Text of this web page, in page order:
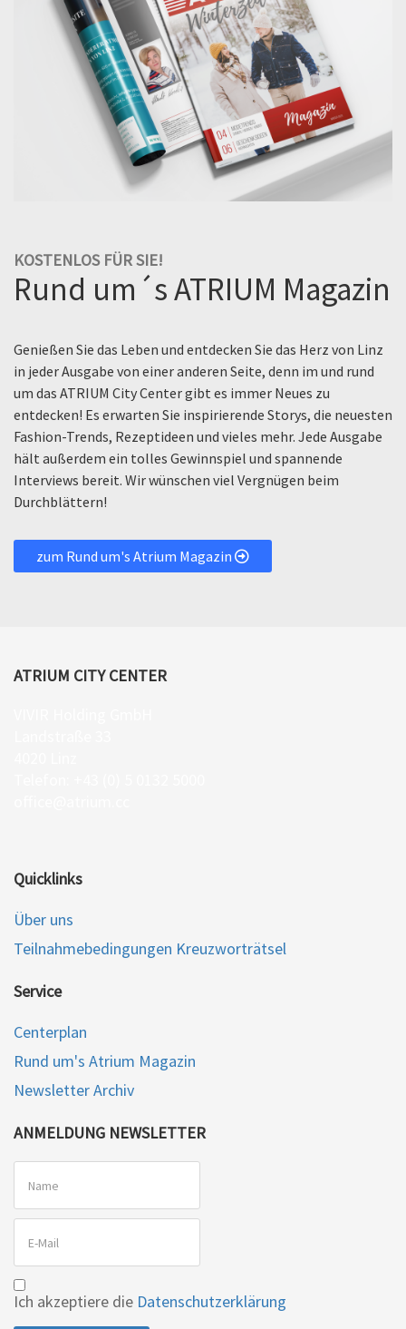
KOSTENLOS FÜR SIE!
Rund um´s ATRIUM Magazin
Genießen Sie das Leben und entdecken Sie das Herz von Linz
in jeder Ausgabe von einer anderen Seite, denn im und rund
um das ATRIUM City Center gibt es immer Neues zu
entdecken! Es erwarten Sie inspirierende Storys, die neuesten
Fashion-Trends, Rezeptideen und vieles mehr. Jede Ausgabe
hält außerdem ein tolles Gewinnspiel und spannende
Interviews bereit. Wir wünschen viel Vergnügen beim
Durchblättern!
zum Rund um's Atrium Magazin
ATRIUM CITY CENTER
Quicklinks
Über uns
Teilnahmebedingungen Kreuzworträtsel
Service
Centerplan
Rund um's Atrium Magazin
Newsletter Archiv
ANMELDUNG NEWSLETTER
Ich akzeptiere die Datenschutzerklärung